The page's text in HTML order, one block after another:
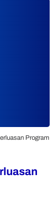
Program